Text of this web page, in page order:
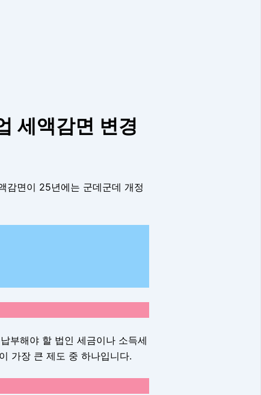
세액감면 변경
감면이 25년에는 군데군데 개정
부해야 할 법인 세금이나 소득세
가장 큰 제도 중 하나입니다.